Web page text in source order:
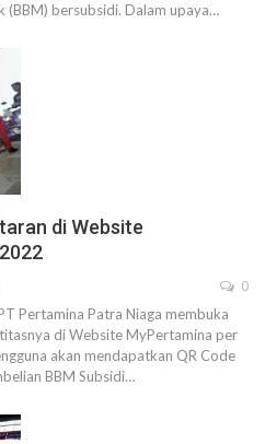
(BBM) bersubsidi. Dalam upaya…
di Website
0
Pertamina Patra Niaga membuka
di Website MyPertamina per
akan mendapatkan QR Code
BBM Subsidi…